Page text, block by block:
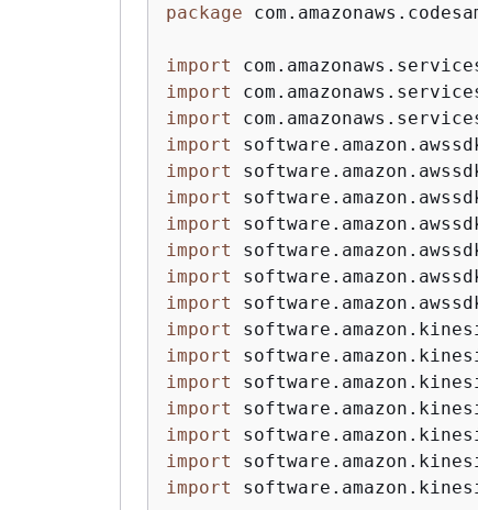
package
import
import
import
import
import
import
import
import
import
import
import
import
import
import
import
import
import